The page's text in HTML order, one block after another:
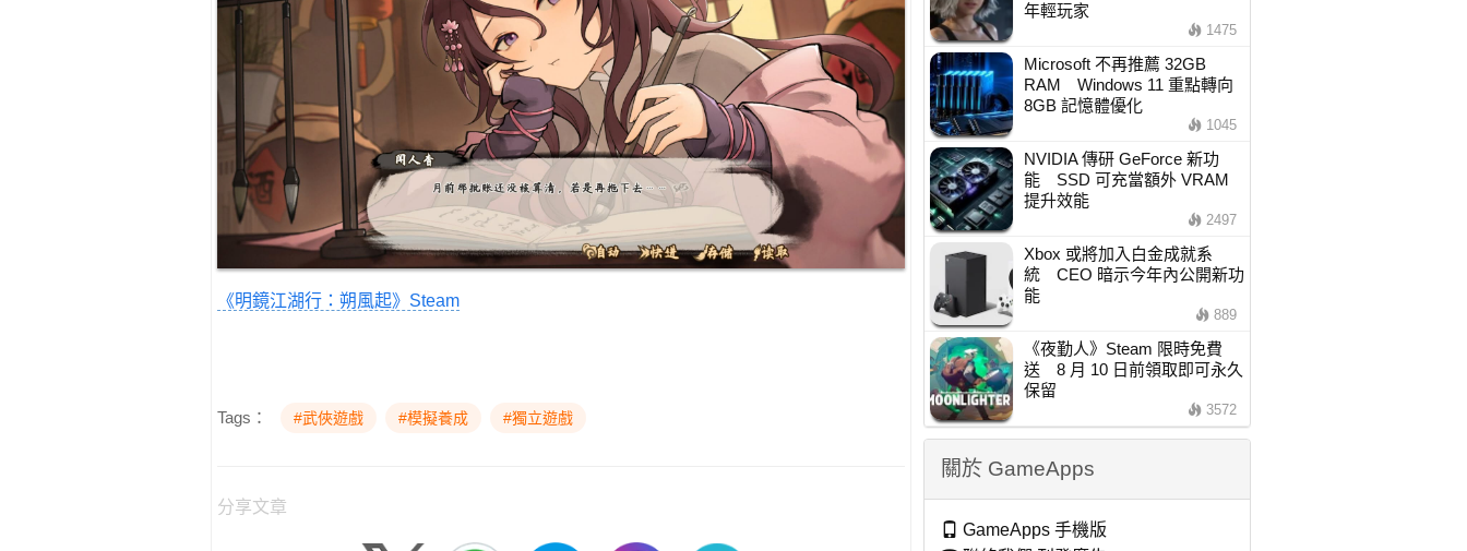
《明鏡江湖行：朔風起》Steam
Tags： #武俠遊戲 #模擬養成 #獨立遊戲
分享文章
年輕玩家
1475
Microsoft 不再推薦 32GB
RAM Windows 11 重點轉向
8GB 記憶體優化
1045
NVIDIA 傳研 GeForce 新功
能 SSD 可充當額外 VRAM
提升效能
2497
Xbox 或將加入白金成就系
統 CEO 暗示今年內公開新功
能
889
《夜勤人》Steam 限時免費
送 8 月 10 日前領取即可永久
保留
3572
關於 GameApps
GameApps 手機版